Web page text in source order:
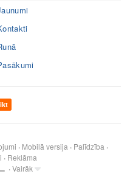
Mobilā versija
Palīdzība
Reklāma
Vairāk